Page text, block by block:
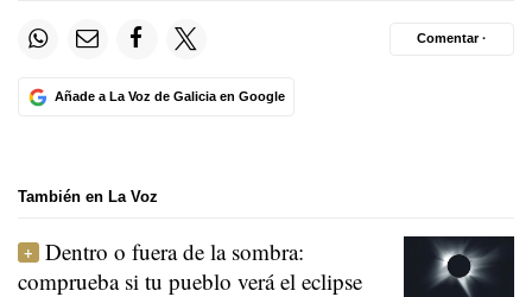
Añade a La Voz de Galicia en Google
Comentar ·
También en La Voz
Dentro o fuera de la sombra:
comprueba si tu pueblo verá el eclipse